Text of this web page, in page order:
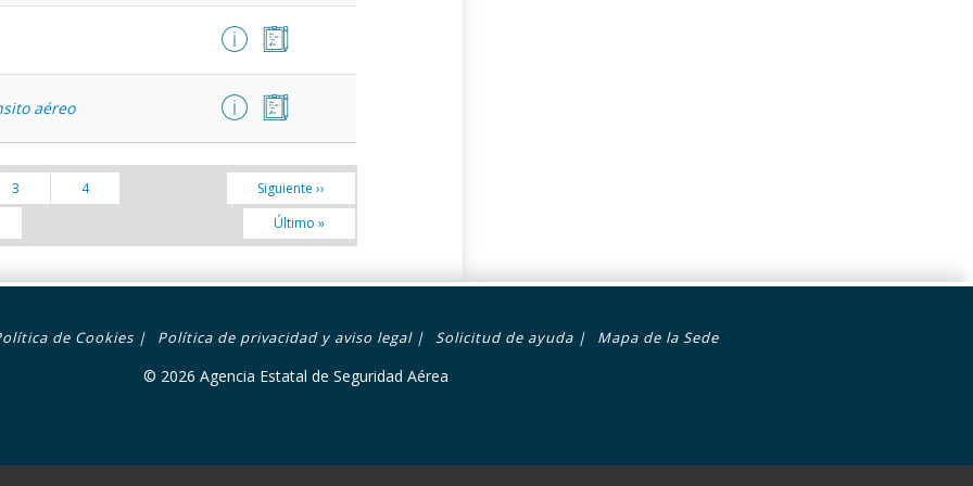
aéreo
3
4
Siguiente ››
Último »
de Cookies | Política de privacidad y aviso legal | Solicitud de ayuda | Mapa de la Sede
© 2026 Agencia Estatal de Seguridad Aérea